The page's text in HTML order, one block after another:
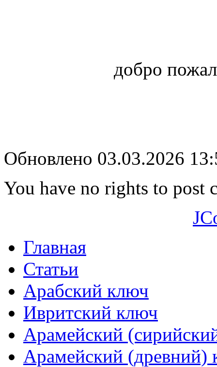
добро
Обновлено 03.03.2026
You have no rights to post
Главная
Статьи
Арабский ключ
Ивритский ключ
Арамейский
Арамейский (древний)